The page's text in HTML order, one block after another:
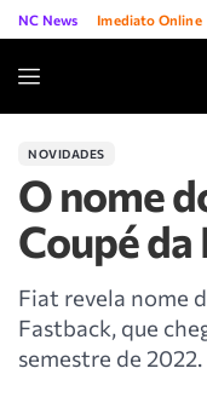
NC News Imediato Online
NOVIDADES
O nome
Coupé da
Fiat revela nome
Fastback, que
semestre de 2022.